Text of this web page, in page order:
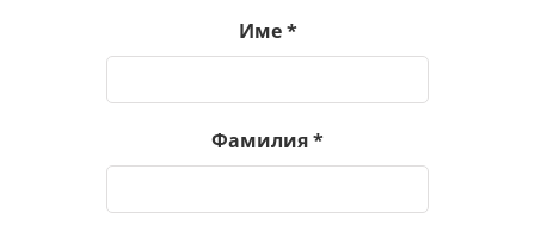
Име*
Фамилия*